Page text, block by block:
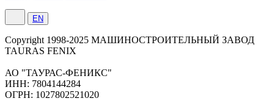
EN
Сopyright 1998-2025 МАШИНОСТРОИТЕЛЬНЫЙ ЗАВОД
TAURAS FENIX
АО "ТАУРАС-ФЕНИКС"
ИНН: 7804144284
ОГРН: 1027802521020